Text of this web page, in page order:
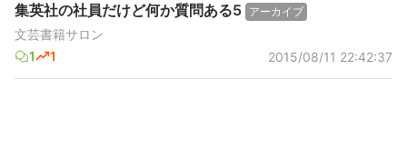
集英社の社員だけど何か質問ある5 アーカイブ
文芸書籍サロン
1
1 2015/08/11 22:42:37